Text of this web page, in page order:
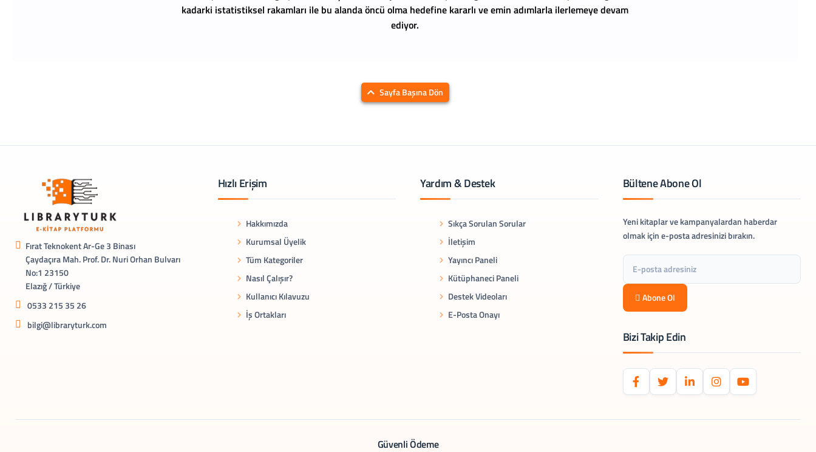
kadarki istatistiksel rakamları ile bu alanda öncü olma hedefine kararlı ve emin adımlarla ilerlemeye devam
ediyor.
Sayfa Başına Dön
Fırat Teknokent Ar-Ge 3 Binası
Çaydaçıra Mah. Prof. Dr. Nuri Orhan Bulvarı
No:1 23150
Elazığ / Türkiye
0533 215 35 26
bilgi@libraryturk.com
Hızlı Erişim
Hakkımızda
Kurumsal Üyelik
Tüm Kategoriler
Nasıl Çalışır?
Kullanıcı Kılavuzu
İş Ortakları
Yardım & Destek
Sıkça Sorulan Sorular
İletişim
Yayıncı Paneli
Kütüphaneci Paneli
Destek Videoları
E-Posta Onayı
Bültene Abone Ol
Yeni kitaplar ve kampanyalardan haberdar
olmak için e-posta adresinizi bırakın.
Abone Ol
Bizi Takip Edin
Güvenli Ödeme